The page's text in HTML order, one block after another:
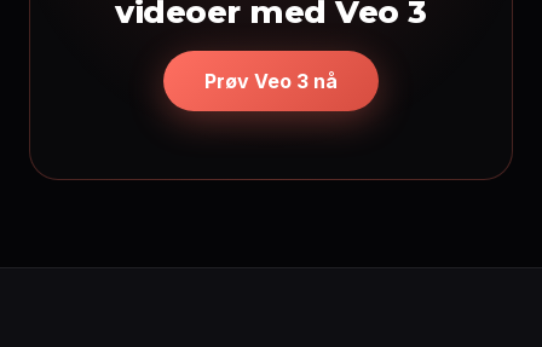
videoer med Veo 3
Prøv Veo 3 nå